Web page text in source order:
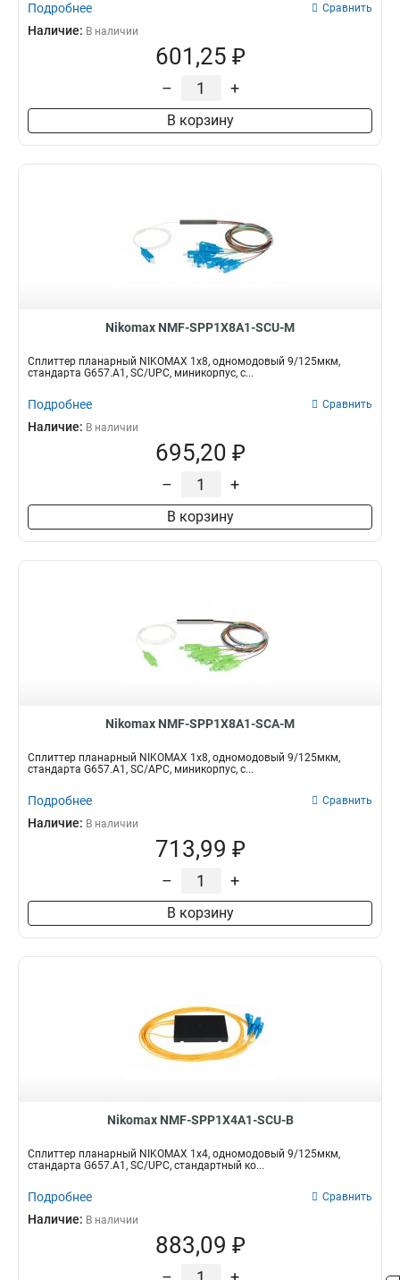
Подробнее Сравнить
Наличие: В наличии
601,25 ₽
– +
В корзину
Nikomax NMF-SPP1X8A1-SCU-M
Сплиттер планарный NIKOMAX 1x8, одномодовый 9/125мкм,
стандарта G657.A1, SC/UPC, миникорпус, с...
Подробнее Сравнить
Наличие: В наличии
695,20 ₽
– +
В корзину
Nikomax NMF-SPP1X8A1-SCA-M
Сплиттер планарный NIKOMAX 1x8, одномодовый 9/125мкм,
стандарта G657.A1, SC/APC, миникорпус, с...
Подробнее Сравнить
Наличие: В наличии
713,99 ₽
– +
В корзину
Nikomax NMF-SPP1X4A1-SCU-B
Сплиттер планарный NIKOMAX 1x4, одномодовый 9/125мкм,
стандарта G657.A1, SC/UPC, стандартный ко...
Подробнее Сравнить
Наличие: В наличии
883,09 ₽